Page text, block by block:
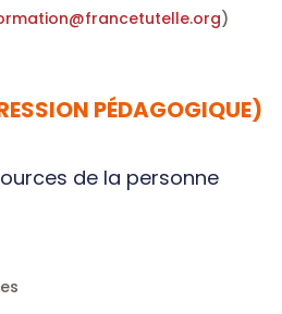
)
PÉDAGOGIQUE)
de la personne